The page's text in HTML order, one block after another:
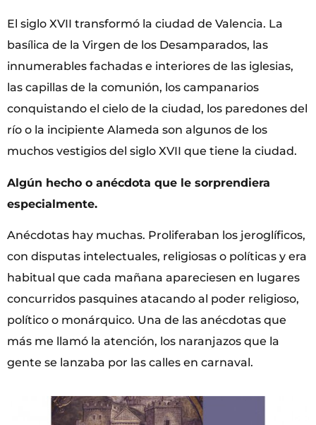
El siglo XVII transformó la ciudad de Valencia. La
basílica de la Virgen de los Desamparados, las
innumerables fachadas e interiores de las iglesias,
las capillas de la comunión, los campanarios
conquistando el cielo de la ciudad, los paredones del
río o la incipiente Alameda son algunos de los
muchos vestigios del siglo XVII que tiene la ciudad.
Algún hecho o anécdota que le sorprendiera
especialmente.
Anécdotas hay muchas. Proliferaban los jeroglíficos,
con disputas intelectuales, religiosas o políticas y era
habitual que cada mañana apareciesen en lugares
concurridos pasquines atacando al poder religioso,
político o monárquico. Una de las anécdotas que
más me llamó la atención, los naranjazos que la
gente se lanzaba por las calles en carnaval.